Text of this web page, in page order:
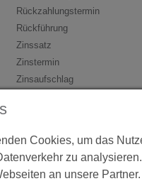
Rückzahlungstermin
Rückführung
Zinssatz
Zinstermin
Zinsaufschlag
Stückelung
Ausgabebetrag
Ausgabeaufschlag
Cookies, um das
zu
an unsere